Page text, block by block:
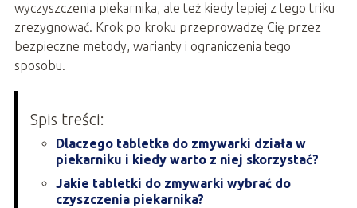
wyczyszczenia piekarnika, ale też kiedy lepiej z tego triku
zrezygnować. Krok po kroku przeprowadzę Cię przez
bezpieczne metody, warianty i ograniczenia tego
sposobu.
Spis treści:
Dlaczego tabletka do zmywarki działa w
piekarniku i kiedy warto z niej skorzystać?
Jakie tabletki do zmywarki wybrać do
czyszczenia piekarnika?